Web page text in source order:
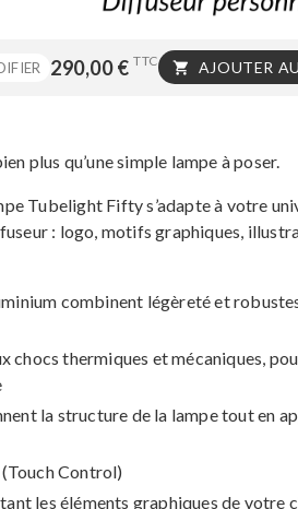
290,00 € TTC  AJOUTER
plus qu’une simple lampe à poser.
Tubelight Fifty s’adapte à votre
: logo, motifs graphiques,
combinent légèreté et
chocs thermiques et mécaniques,
la structure de la lampe tout en
Control)
les éléments graphiques de votre